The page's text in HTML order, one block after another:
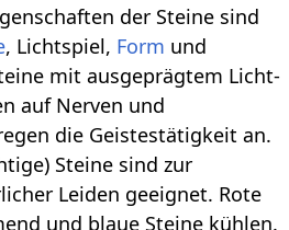
der Steine sind
, Lichtspiel, Form und
mit ausgeprägtem Licht-
auf Nerven und
die Geistestätigkeit an.
Steine sind zur
Leiden geeignet. Rote
und blaue Steine kühlen.